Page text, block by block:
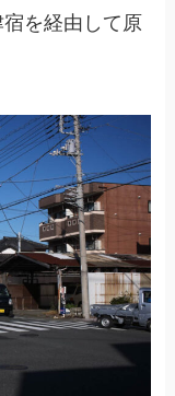
を経由して原